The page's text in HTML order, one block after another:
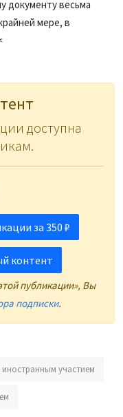
документу весьма
мере, в
доступна
за 350 ₽
контент
публикации», Вы
подписки.
участием